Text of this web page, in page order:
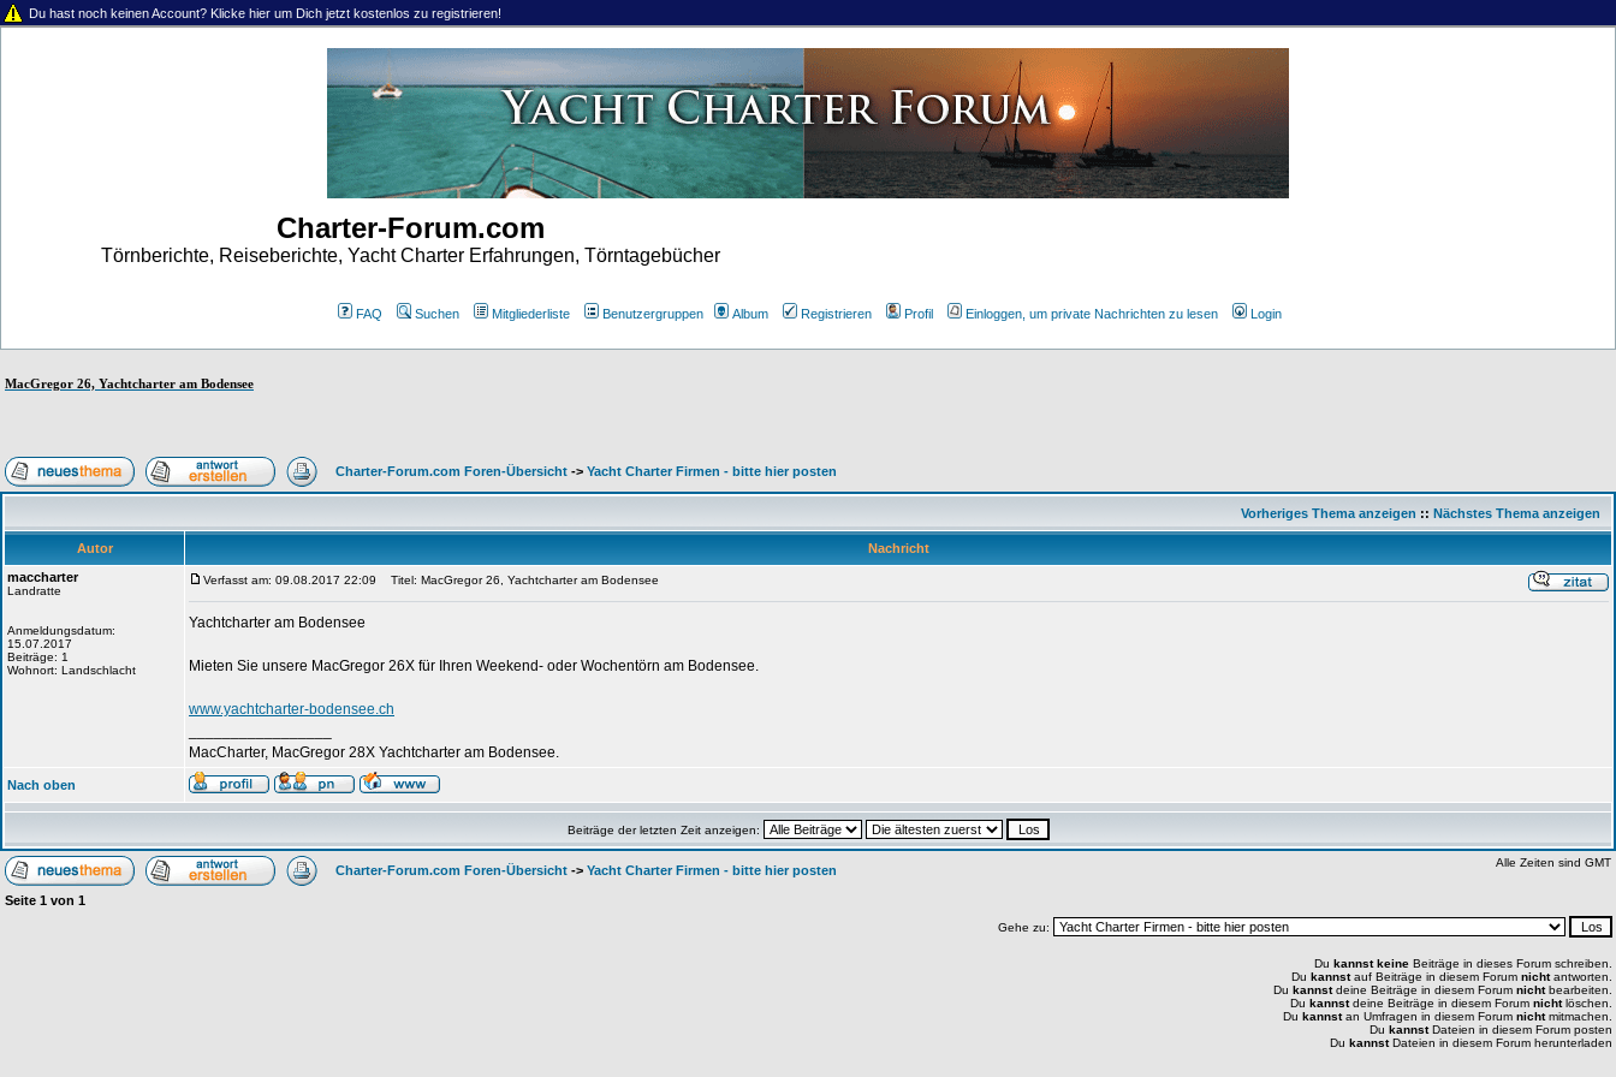
Du hast noch keinen Account? Klicke hier um Dich jetzt kostenlos zu registrieren!
Charter-Forum.com
Törnberichte, Reiseberichte, Yacht Charter Erfahrungen, Törntagebücher
FAQ Suchen Mitgliederliste Benutzergruppen Album Registrieren Profil Einloggen, um private Nachrichten zu lesen Login
MacGregor 26, Yachtcharter am Bodensee
Charter-Forum.com Foren-Übersicht -> Yacht Charter Firmen - bitte hier posten
Vorheriges Thema anzeigen :: Nächstes Thema anzeigen
Autor
Nachricht
maccharter
Landratte
Anmeldungsdatum:
15.07.2017
Beiträge: 1
Wohnort: Landschlacht
Verfasst am: 09.08.2017 22:09 Titel: MacGregor 26, Yachtcharter am Bodensee
Yachtcharter am Bodensee
Mieten Sie unsere MacGregor 26X für Ihren Weekend- oder Wochentörn am Bodensee.
www.yachtcharter-bodensee.ch
MacCharter, MacGregor 28X Yachtcharter am Bodensee.
Nach oben
Beiträge der letzten Zeit anzeigen:
Charter-Forum.com Foren-Übersicht -> Yacht Charter Firmen - bitte hier posten
Alle Zeiten sind GMT
Seite 1 von 1
Gehe zu:
Du kannst keine Beiträge in dieses Forum schreiben.
Du kannstauf Beiträge in diesem Forum nichtantworten.
Du kannstdeine Beiträge in diesem Forum nichtbearbeiten.
Du kannstdeine Beiträge in diesem Forum nichtlöschen.
Du kannstan Umfragen in diesem Forum nichtmitmachen.
Du kannstDateien in diesem Forum posten
Du kannstDateien in diesem Forum herunterladen